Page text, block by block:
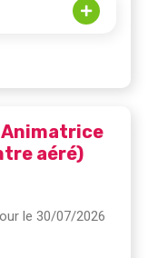
Animatrice
aéré)
le 30/07/2026